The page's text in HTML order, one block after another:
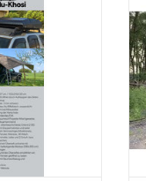
mit
besteht aus
und Wänden
sowie einem
Zeltteil. Das
viel Platz im
und eine
auf de